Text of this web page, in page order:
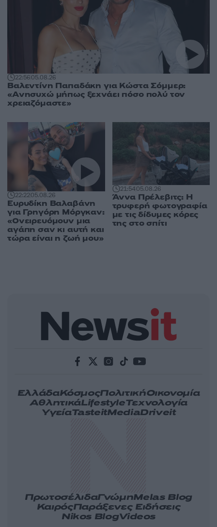
22:5605.08.26
Βαλεντίνη Παπαδάκη για Κώστα Σόμμερ:
«Ανησυχώ μήπως ξεχνάει πόσο πολύ τον
χρειαζόμαστε»
22:2205.08.26
Ευρυδίκη Βαλαβάνη
για Γρηγόρη Μόργκαν:
«Ονειρευόμουν μια
αγάπη σαν κι αυτή και
τώρα είναι η ζωή μου»
21:5405.08.26
Άννα Πρέλεβιτς: Η
τρυφερή φωτογραφία
με τις δίδυμες κόρες
της στο σπίτι
ΕλλάδαΚόσμοςΠολιτικήΟικονομία
ΑθλητικάLifestyleΤεχνολογία
ΥγείαTasteitMediaDriveit
ΠρωτοσέλιδαΓνώμηMelas Blog
ΚαιρόςΠαράξενες Ειδήσεις
Nikos BlogVideos